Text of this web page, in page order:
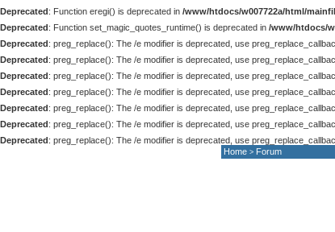
Deprecated: Function eregi() is deprecated in /www/htdocs/w007722a/html/
Deprecated: Function set_magic_quotes_runtime() is deprecated in /www/htdocs/
Deprecated: preg_replace(): The /e modifier is deprecated, use
Deprecated: preg_replace(): The /e modifier is deprecated, use
Deprecated: preg_replace(): The /e modifier is deprecated, use
Deprecated: preg_replace(): The /e modifier is deprecated, use
Deprecated: preg_replace(): The /e modifier is deprecated, use
Deprecated: preg_replace(): The /e modifier is deprecated, use
Deprecated: preg_replace(): The /e modifier is deprecated, use
Home> Forum